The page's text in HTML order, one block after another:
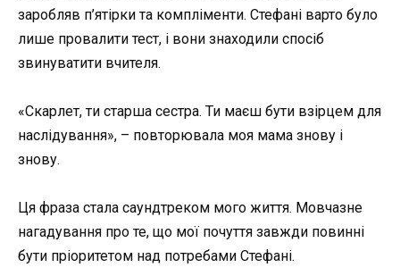
заробляв п’ятірки та компліменти. Стефані варто було
лише провалити тест, і вони знаходили спосіб
звинуватити вчителя.
«Скарлет, ти старша сестра. Ти маєш бути взірцем для
наслідування», – повторювала моя мама знову і
знову.
Ця фраза стала саундтреком мого життя. Мовчазне
нагадування про те, що мої почуття завжди повинні
бути пріоритетом над потребами Стефані.